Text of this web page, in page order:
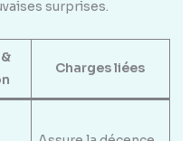
surprises.
Charges liées